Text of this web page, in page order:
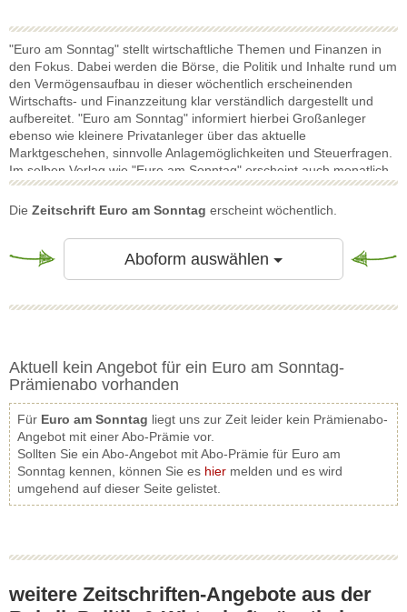
"Euro am Sonntag" stellt wirtschaftliche Themen und Finanzen in
den Fokus. Dabei werden die Börse, die Politik und Inhalte rund um
den Vermögensaufbau in dieser wöchentlich erscheinenden
Wirtschafts- und Finanzzeitung klar verständlich dargestellt und
aufbereitet. "Euro am Sonntag" informiert hierbei Großanleger
ebenso wie kleinere Privatanleger über das aktuelle
Marktgeschehen, sinnvolle Anlagemöglichkeiten und Steuerfragen.
Im selben Verlag wie "Euro am Sonntag" erscheint auch monatlich
das Finanzmagazin Euro. Zudem bringt "Euro am Sonntag" Licht in
aktuelle wirtschaftliche Ereignisse aus aller Welt, und besticht durch
ihren Informationsgehalt. "Euro am Sonntag" schafft es hierbei,
selbst äußerst komplexe Inhalte und Sachverhalte leserfreundlich
darzustellen.Auch Themengebiete wie die Altersvorsorge werden in
diesem Magazin durch exklusive und professionelle Analysen
Leser erwartet eine spannende Mischung aus Anlagemöglichkeiten,
weltweiten Wirtschaft. Mit dem Abo-Preisvergleich erhalten Sie
"Euro am Sonntag" im Abonnement mit einer hohen Werbeprämie.
Die Zeitschrift Euro am Sonntag erscheint wöchentlich.
Aboform auswählen Toggle
Aktuell kein Angebot für ein Euro am Sonntag-
Prämienabo vorhanden
Für Euro am Sonntag liegt uns zur Zeit leider kein Prämienabo-
Angebot mit einer Abo-Prämie vor.
Sollten Sie ein Abo-Angebot mit Abo-Prämie für Euro am
Sonntag kennen, können Sie es hier melden und es wird
umgehend auf dieser Seite gelistet.
weitere Zeitschriften-Angebote aus der